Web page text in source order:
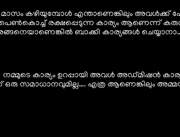
കഴിയുമ്പോൾ എന്താണെങ്കിലും അവൾക്ക്
രക്ഷപ്പെടുന്ന കാര്യം ആണെന്ന്
ബാക്കി കാര്യങ്ങൾ
നമ്മുടെ കാര്യം ഉറപ്പായി അവൾ അഡ്മിഷൻ
സമാധാനവുമില്ല…. എത്ര ആണെങ്കിലും